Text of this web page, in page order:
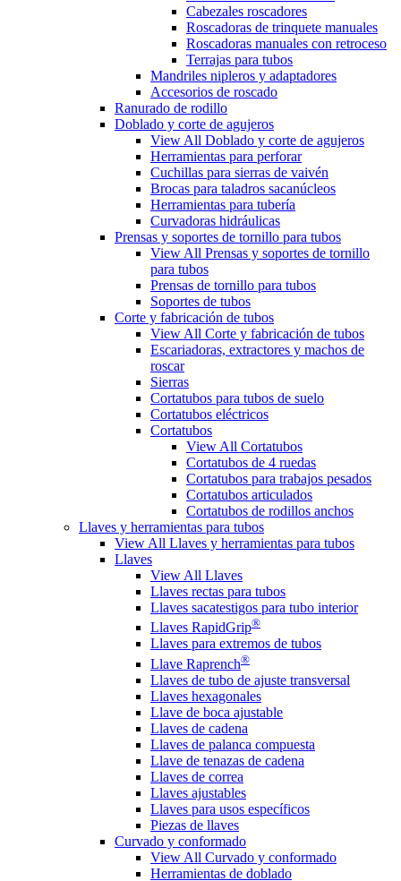
Cabezales roscadores
Roscadoras de trinquete manuales
Roscadoras manuales con retroceso
Terrajas para tubos
Mandriles nipleros y adaptadores
Accesorios de roscado
Ranurado de rodillo
Doblado y corte de agujeros
View All Doblado y corte de agujeros
Herramientas para perforar
Cuchillas para sierras de vaivén
Brocas para taladros sacanúcleos
Herramientas para tubería
Curvadoras hidráulicas
Prensas y soportes de tornillo para tubos
View All Prensas y soportes de tornillo
para tubos
Prensas de tornillo para tubos
Soportes de tubos
Corte y fabricación de tubos
View All Corte y fabricación de tubos
Escariadoras, extractores y machos de
roscar
Sierras
Cortatubos para tubos de suelo
Cortatubos eléctricos
Cortatubos
View All Cortatubos
Cortatubos de 4 ruedas
Cortatubos para trabajos pesados
Cortatubos articulados
Cortatubos de rodillos anchos
Llaves y herramientas para tubos
View All Llaves y herramientas para tubos
Llaves
View All Llaves
Llaves rectas para tubos
Llaves sacatestigos para tubo interior
Llaves RapidGrip®
Llaves para extremos de tubos
Llave Raprench®
Llaves de tubo de ajuste transversal
Llaves hexagonales
Llave de boca ajustable
Llaves de cadena
Llaves de palanca compuesta
Llave de tenazas de cadena
Llaves de correa
Llaves ajustables
Llaves para usos específicos
Piezas de llaves
Curvado y conformado
View All Curvado y conformado
Herramientas de doblado